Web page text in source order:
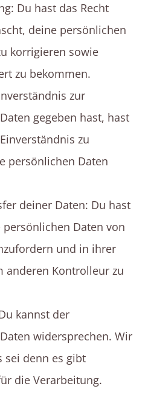
Du hast das Recht
deine persönlichen
korrigieren sowie
zu bekommen.
zur
gegeben hast, hast
zu
persönlichen Daten
deiner Daten: Du hast
persönlichen Daten von
und in ihrer
anderen Kontrolleur zu
kannst der
widersprechen. Wir
sei denn es gibt
die Verarbeitung.